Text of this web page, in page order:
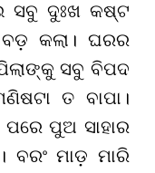
ସବୁ ଦୁଃଖ କଷ୍ଟ
କଲା। ଘରର
ସବୁ ବିପଦ
ତ ବାପା।
ପୁଅ ସାହାର
ମାଡ଼ ମାରି